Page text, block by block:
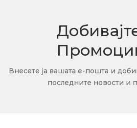
Внесете ја вашата е-пошта и
последните новости и